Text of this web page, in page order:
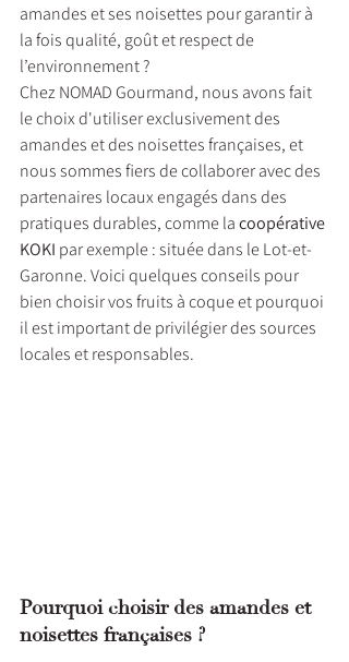
amandes et ses noisettes pour garantir à
la fois qualité, goût et respect de
l’environnement ?
Chez NOMAD Gourmand, nous avons fait
le choix d'utiliser exclusivement des
amandes et des noisettes françaises, et
nous sommes fiers de collaborer avec des
partenaires locaux engagés dans des
pratiques durables, comme la coopérative
KOKI par exemple : située dans le Lot-et-
Garonne. Voici quelques conseils pour
bien choisir vos fruits à coque et pourquoi
il est important de privilégier des sources
locales et responsables.
Pourquoi choisir des amandes et
noisettes françaises ?